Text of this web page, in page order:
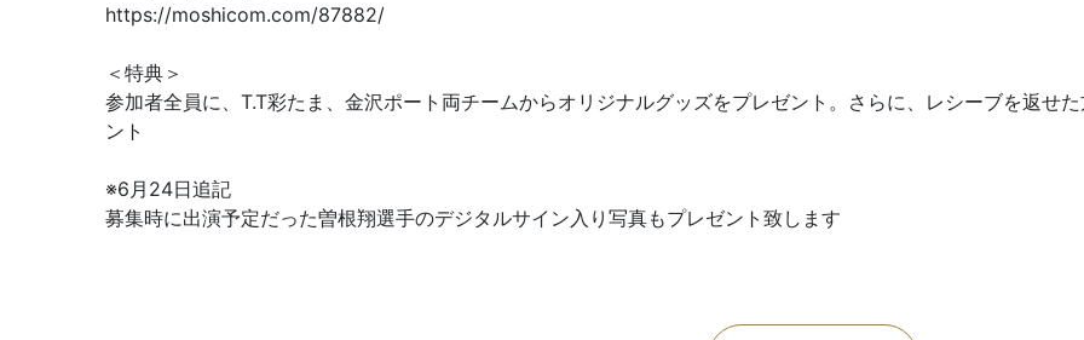
https://moshicom.com/87882/
＜特典＞
参加者全員に、T.T彩たま、金沢ポート両チームからオリジナルグッズをプレゼント。さらに、レシーブを返せ
ント
※6月24日追記
募集時に出演予定だった曽根翔選手のデジタルサイン入り写真もプレゼント致します